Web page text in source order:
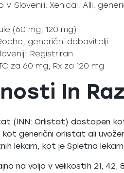
V Sloveniji: Xenical, Alli,
(60 mg, 120 mg)
generični dobavitelji
Registriran
za 60 mg, Rx za 120 mg
In
(INN: Orlistat) dostopen
kot generični orlistat ali
lekarn, kot je Spletna
na voljo v velikostih 21,